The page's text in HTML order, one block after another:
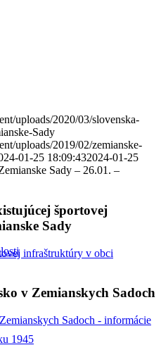
1945
uploads/2020/03/slovenska-
Sady
uploads/2019/02/zemianske-
01-25 18:09:432024-01-25
Sady – 26.01. –
športovej
Sady
v Zemianskych Sadoch